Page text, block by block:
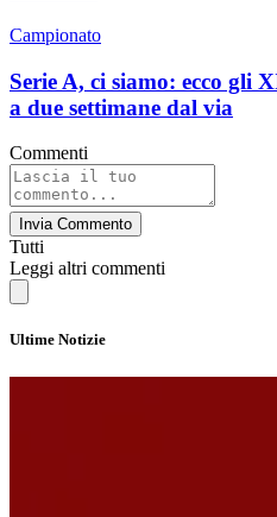
Campionato
Serie A, ci siamo: ecco gli
a due settimane dal via
Commenti
Invia Commento
Tutti
Leggi altri commenti
Ultime Notizie